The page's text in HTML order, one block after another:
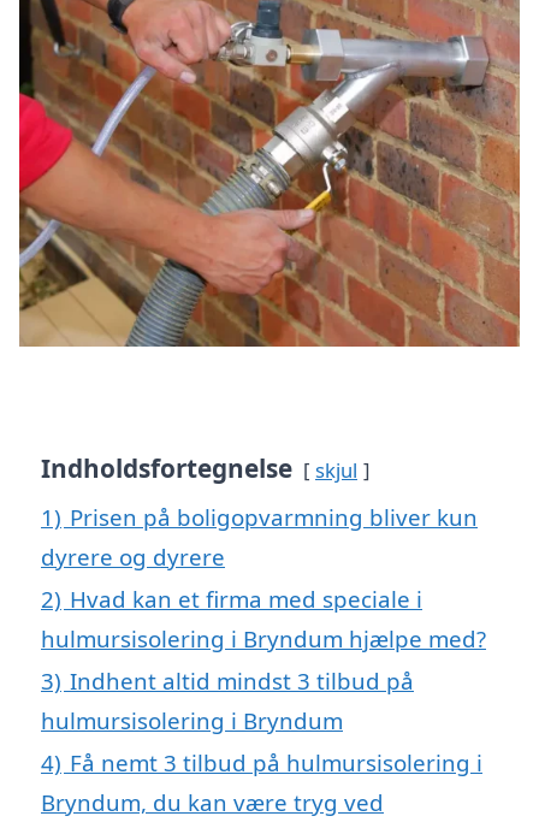
Indholdsfortegnelse skjul
1) Prisen på boligopvarmning bliver kun
dyrere og dyrere
2) Hvad kan et firma med speciale i
hulmursisolering i Bryndum hjælpe med?
3) Indhent altid mindst 3 tilbud på
hulmursisolering i Bryndum
4) Få nemt 3 tilbud på hulmursisolering i
Bryndum, du kan være tryg ved